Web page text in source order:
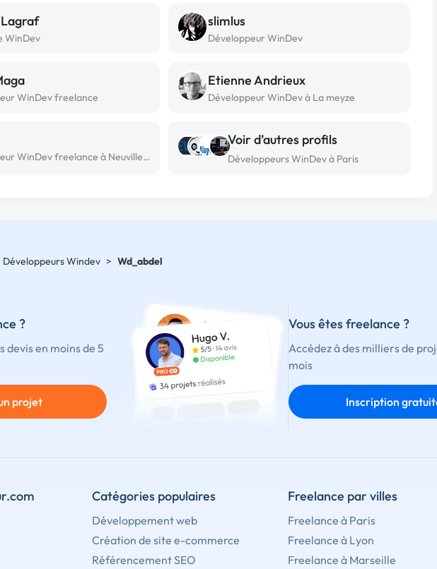
WinDev
slimlus
Développeur WinDev
WinDev freelance
Etienne Andrieux
Développeur WinDev à La meyze
Développeur WinDev freelance à Neuville-st-remy
Voir d’autres profils
Développeurs WinDev à Paris
Développeurs Windev > Wd_abdel
?
devis en moins de 5
projet
Vous êtes freelance ?
Accédez à des milliers de
mois
Inscription
Catégories populaires
Développement web
Création de site e-commerce
Référencement SEO
Freelance par villes
Freelance à Paris
Freelance à Lyon
Freelance à Marseille